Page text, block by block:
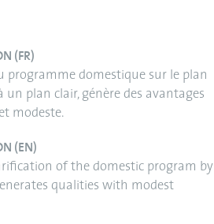
(FR)
programme domestique sur le plan
un plan clair, génère des avantages
modeste.
(EN)
of the domestic program by
qualities with modest